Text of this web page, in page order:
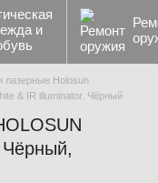
и
лазерные Holosun
& IR illuminator. Чёрный
Чёрный,